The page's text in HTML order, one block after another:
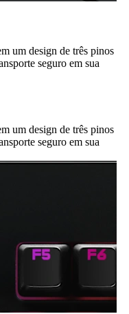
um design de três pinos
seguro em sua
um design de três pinos
seguro em sua